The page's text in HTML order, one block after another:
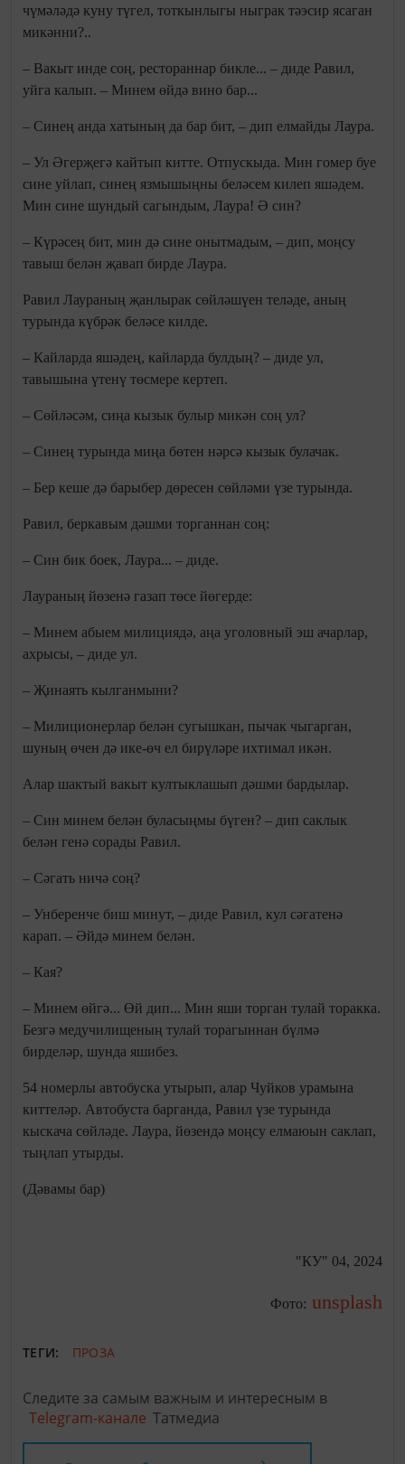
чүмәләдә куну түгел, тоткынлыгы ныграк тәэсир ясаган
микәнни?..
– Вакыт инде соң, рестораннар бикле... – диде Равил,
уйга калып. – Минем өйдә вино бар...
– Синең анда хатының да бар бит, – дип елмайды Лаура.
– Ул Әгерҗегә кайтып китте. Отпускыда. Мин гомер буе
сине уйлап, синең язмышыңны беләсем килеп яшәдем.
Мин сине шундый сагындым, Лаура! Ә син?
– Күрәсең бит, мин дә сине онытмадым, – дип, моңсу
тавыш белән җавап бирде Лаура.
Равил Лаураның җанлырак сөйләшүен теләде, аның
турында күбрәк беләсе килде.
– Кайларда яшәдең, кайларда булдың? – диде ул,
тавышына үтенү төсмере кертеп.
– Сөйләсәм, сиңа кызык булыр микән соң ул?
– Синең турында миңа бөтен нәрсә кызык булачак.
– Бер кеше дә барыбер дөресен сөйләми үзе турында.
Равил, беркавым дәшми торганнан соң:
– Син бик боек, Лаура... – диде.
Лаураның йөзенә газап төсе йөгерде:
– Минем абыем милициядә, аңа уголовный эш ачарлар,
ахрысы, – диде ул.
– Җинаять кылганмыни?
– Милиционерлар белән сугышкан, пычак чыгарган,
шуның өчен дә ике-өч ел бирүләре ихтимал икән.
Алар шактый вакыт култыклашып дәшми бардылар.
– Син минем белән буласыңмы бүген? – дип саклык
белән генә сорады Равил.
– Сәгать ничә соң?
– Унберенче биш минут, – диде Равил, кул сәгатенә
карап. – Әйдә минем белән.
– Кая?
– Минем өйгә... Өй дип... Мин яши торган тулай торакка.
Безгә медучилищеның тулай торагыннан бүлмә
бирделәр, шунда яшибез.
54 номерлы автобуска утырып, алар Чуйков урамына
киттеләр. Автобуста барганда, Равил үзе турында
кыскача сөйләде. Лаура, йөзендә моңсу елмаюын саклап,
тыңлап утырды.
(Дәвамы бар)
"КУ" 04, 2024
Фото: unsplash
ТЕГИ: ПРОЗА
Следите за самым важным и интересным в
Telegram-канале Татмедиа